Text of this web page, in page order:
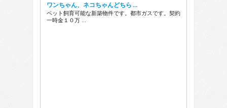
ワンちゃん、ネコちゃんどちら …
ペット飼育可能な新築物件です。都市ガスです。契約
一時金１０万 …